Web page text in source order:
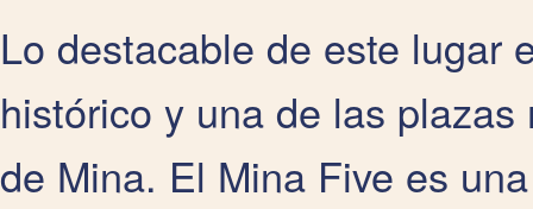
Lo destacable de este lugar
histórico y una de las
de Mina. El Mina Five es